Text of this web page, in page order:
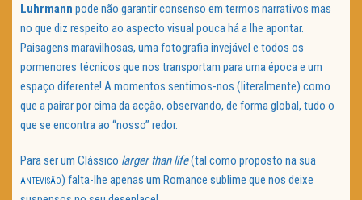
Luhrmann pode não garantir consenso em termos narrativos mas
no que diz respeito ao aspecto visual pouca há a lhe apontar.
Paisagens maravilhosas, uma fotografia invejável e todos os
pormenores técnicos que nos transportam para uma época e um
espaço diferente! A momentos sentimos-nos (literalmente) como
que a pairar por cima da acção, observando, de forma global, tudo o
que se encontra ao “nosso” redor.
Para ser um Clássico larger than life(tal como proposto na sua
ANTEVISÃO) falta-lhe apenas um Romance sublime que nos deixe